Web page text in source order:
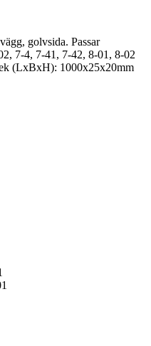
golvsida. Passar
7-4, 7-41, 7-42, 8-01, 8-02
(LxBxH): 1000x25x20mm